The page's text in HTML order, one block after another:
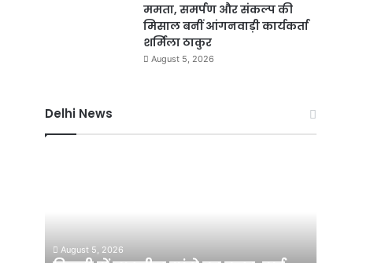
ममता, समर्पण और संकल्प की
मिसाल बनीं आंगनवाड़ी कार्यकर्ता
शर्मिला ठाकुर
August 5, 2026
Delhi News
ढाई
August 5, 2026